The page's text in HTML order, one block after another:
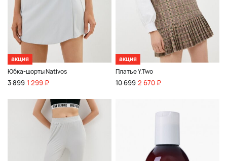
акция
Юбка-шорты Nativos
3 899 1 299 ₽
акция
Платье Y.Two
10 699 2 670 ₽